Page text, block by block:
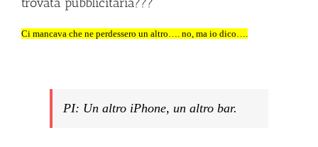
Ci mancava che ne perdessero un altro…. no, ma io dico….
PI: Un altro iPhone, un altro bar.